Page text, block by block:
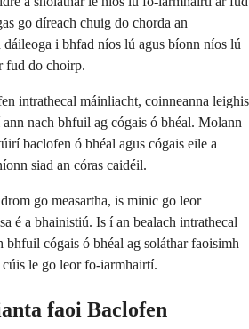
go díreach chuig do chorda an
i bhfad níos lú agus bíonn níos lú
fud do choirp.
intrathecal máinliacht, coinneanna leighis
ann nach bhfuil ag cógais ó bhéal. Molann
baclofen ó bhéal agus cógais eile a
siad an córas caidéil.
go measartha, is minic go leor
é a bhainistiú. Is í an bealach intrathecal
bhfuil cógais ó bhéal ag soláthar faoisimh
le go leor fo-iarmhairtí.
faoi Baclofen